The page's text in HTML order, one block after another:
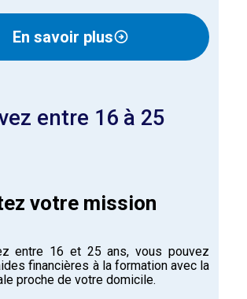
En savoir plus
entre 16 et 25 ans, vous pouvez
financières à la formation avec la
proche de votre domicile.